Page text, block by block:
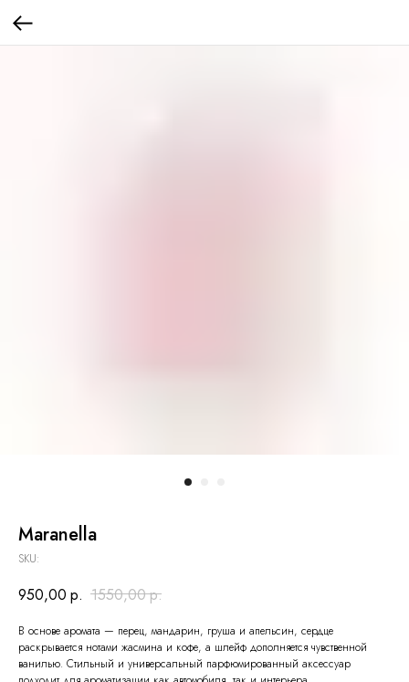
Maranella
SKU:
950,00 р. 1550,00р.
В основе аромата — перец, мандарин, груша и апельсин, сердце
раскрывается нотами жасмина и кофе, а шлейф дополняется чувственной
ванилью. Стильный и универсальный парфюмированный аксессуар